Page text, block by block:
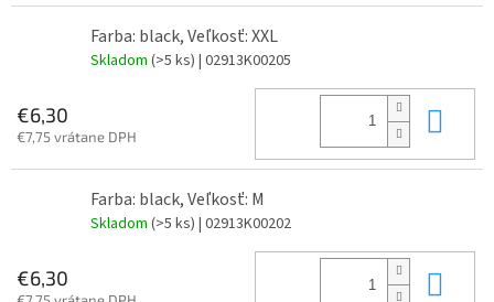
Farba: black, Veľkosť: XXL
Skladom (>5 ks) | 02913K00205
€6,30
€7,75 vrátane DPH
Farba: black, Veľkosť: M
Skladom (>5 ks) | 02913K00202
€6,30